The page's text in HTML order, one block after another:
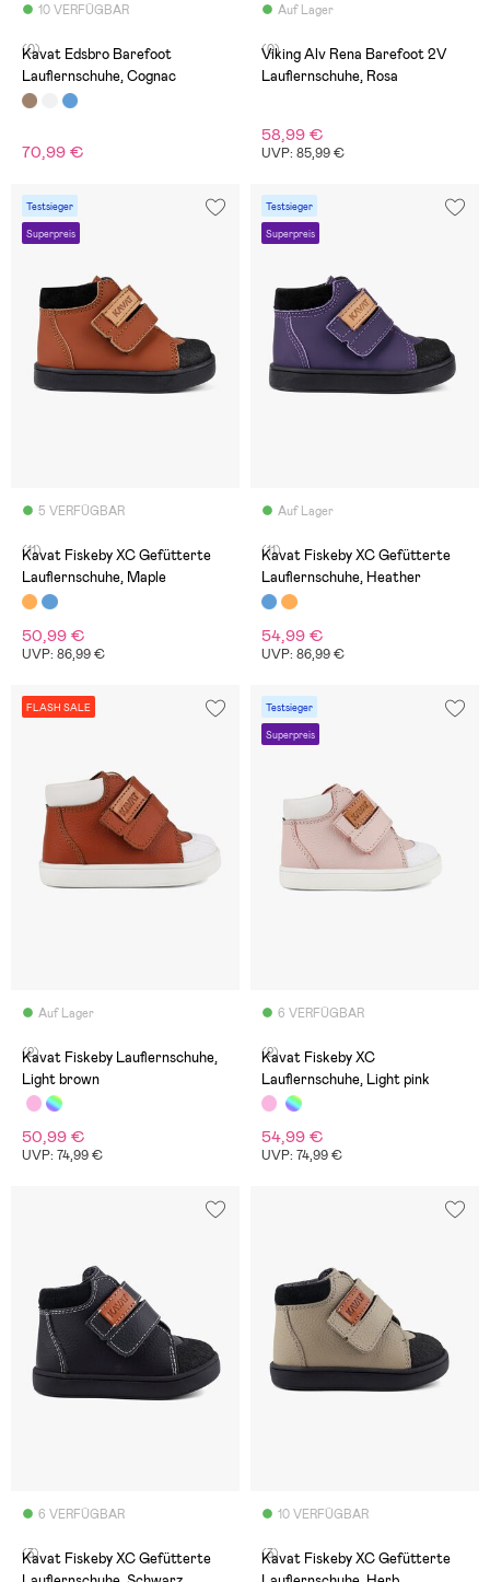
10 VERFÜGBAR
(0)
Kavat Edsbro Barefoot
Lauflernschuhe, Cognac
70,99 €
Auf Lager
(0)
Viking Alv Rena Barefoot 2V
Lauflernschuhe, Rosa
58,99 €
UVP: 85,99 €
Testsieger
Superpreis
5 VERFÜGBAR
(11)
Kavat Fiskeby XC Gefütterte
Lauflernschuhe, Maple
50,99 €
UVP: 86,99 €
Testsieger
Superpreis
Auf Lager
(11)
Kavat Fiskeby XC Gefütterte
Lauflernschuhe, Heather
54,99 €
UVP: 86,99 €
FLASH SALE
Auf Lager
(2)
Kavat Fiskeby Lauflernschuhe,
Light brown
50,99 €
UVP: 74,99 €
Testsieger
Superpreis
6 VERFÜGBAR
(2)
Kavat Fiskeby XC
Lauflernschuhe, Light pink
54,99 €
UVP: 74,99 €
6 VERFÜGBAR
(3)
Kavat Fiskeby XC Gefütterte
10 VERFÜGBAR
(3)
Kavat Fiskeby XC Gefütterte